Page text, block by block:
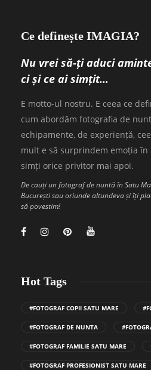
Ce definește IMAGIA?
Nu vrei să-ți aduci
ci și ce ai simțit…
E motto-ul nostru. E ceea ce
cum abordăm fotografia de
echipamente, de experiență,
mult e să surprindem emoția în
simți orice privitor mai apoi.
De cauți un fotograf de nuntă în Satu
București sau oriunde altundeva și îți
să povestim!
Hot Tags
#FOTOGRAF COPII SATU MARE
#FOTOGRAF DE NUNTA
#FOTOGRAF FAMILIE SATU MARE
#FOTOGRAF PROFESIONIST SATU MARE